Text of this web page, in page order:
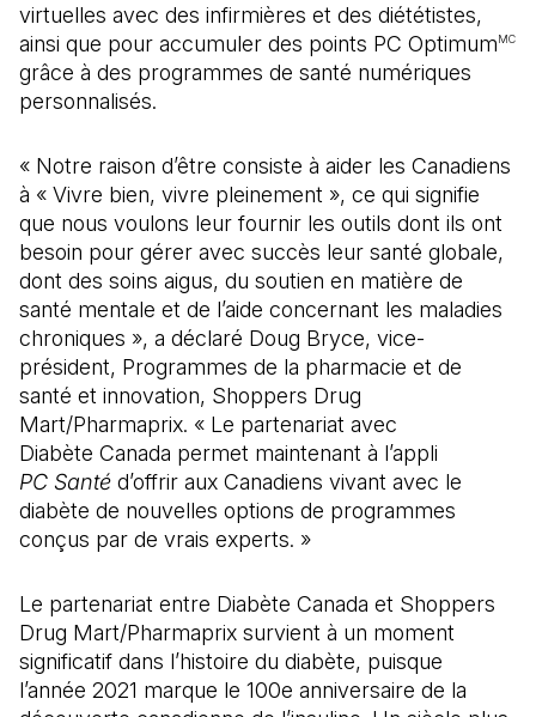
virtuelles avec des infirmières et des diététistes,
ainsi que pour accumuler des points PC OptimumMC
grâce à des programmes de santé numériques
personnalisés.
« Notre raison d’être consiste à aider les Canadiens
à « Vivre bien, vivre pleinement », ce qui signifie
que nous voulons leur fournir les outils dont ils ont
besoin pour gérer avec succès leur santé globale,
dont des soins aigus, du soutien en matière de
santé mentale et de l’aide concernant les maladies
chroniques », a déclaré Doug Bryce, vice-
président, Programmes de la pharmacie et de
santé et innovation, Shoppers Drug
Mart/Pharmaprix. « Le partenariat avec
Diabète Canada permet maintenant à l’appli
PC Santé d’offrir aux Canadiens vivant avec le
diabète de nouvelles options de programmes
conçus par de vrais experts. »
Le partenariat entre Diabète Canada et Shoppers
Drug Mart/Pharmaprix survient à un moment
significatif dans l’histoire du diabète, puisque
l’année 2021 marque le 100e anniversaire de la